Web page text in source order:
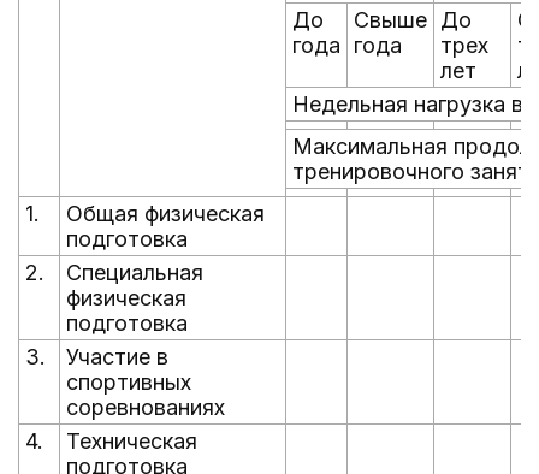
До
года
Свыше
года
До
трех
лет
Недельная нагрузка в
Максимальная
тренировочного
1.
Общая физическая
подготовка
2.
Специальная
физическая
подготовка
3.
Участие в
спортивных
соревнованиях
4.
Техническая
подготовка